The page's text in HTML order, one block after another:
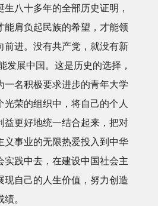
八十多年的全部历史证明，
能肩负起民族的希望，才能领
前进。没有共产党，就没有新
发展中国。这是历史的选择，
一名积极要求进步的青年大学
荣的组织中，将自己的个人
益更好地统一结合起来，把对
义事业的无限热爱投入到中华
实践中去，在建设中国社会主
现自己的人生价值，努力创造
。